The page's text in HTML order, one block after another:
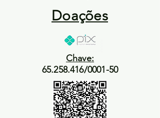
Doações
Chave:
65.258.416/0001-50